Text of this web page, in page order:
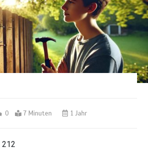
0 7 Minuten 1 Jahr
212